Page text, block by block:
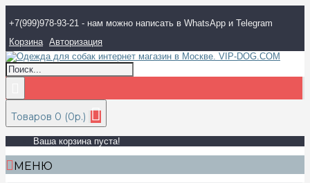
+7(999)978-93-21 - нам можно написать в WhatsApp и Telegram
Корзина Авторизация
Товаров 0 (0р.)
Ваша корзина пуста!
МЕНЮ